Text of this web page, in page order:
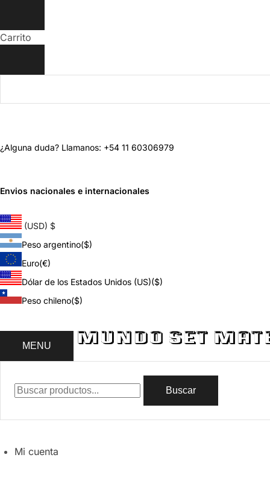
Carrito
¿Alguna duda? Llamanos: +54 11 60306979
Envios nacionales e internacionales
(USD) $
Peso argentino($)
Euro(€)
Dólar de los Estados Unidos (US)($)
Peso chileno($)
MENU
Buscar
Mi cuenta